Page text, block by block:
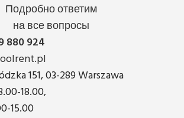
Подробно ответим
на все вопросы
880 924
151, 03-289 Warszawa
18.00,
15.00